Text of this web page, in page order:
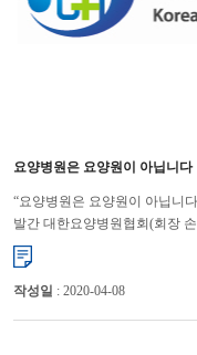
요양병원은 요양원이 아닙니다
“요양병원은 요양원이 아닙니
발간 대한요양병원협회(회장
을 혼동해 오보를 내는 사례가
작성일 : 2020-04-08